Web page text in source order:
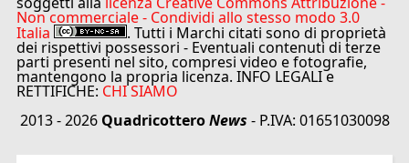
Non commerciale - Condividi allo stesso modo 3.0
Italia . Tutti i Marchi citati sono di proprietà
dei rispettivi possessori - Eventuali contenuti di terze
parti presenti nel sito, compresi video e fotografie,
mantengono la propria licenza. INFO LEGALI e
RETTIFICHE: CHI SIAMO
2013 - 2026 QuadricotteroNews - P.IVA: 01651030098